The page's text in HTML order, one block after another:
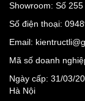
Showroom: Số
Số điện thoại:
Email:
Mã số doanh
Ngày cấp: 31/03/
Hà Nội